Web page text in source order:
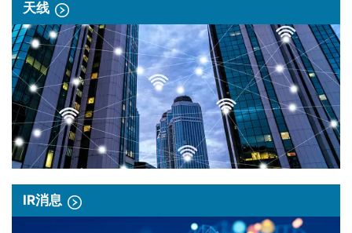
天线
IR消息